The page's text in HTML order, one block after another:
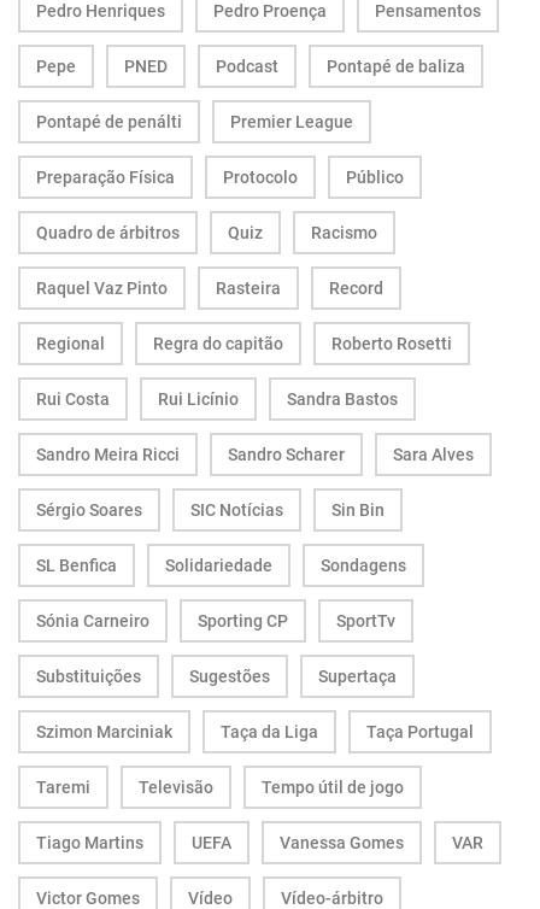
Pedro Henriques Pedro Proença Pensamentos
Pepe PNED Podcast Pontapé de baliza
Pontapé de penálti Premier League
Preparação Física Protocolo Público
Quadro de árbitros Quiz Racismo
Raquel Vaz Pinto Rasteira Record
Regional Regra do capitão Roberto Rosetti
Rui Costa Rui Licínio Sandra Bastos
Sandro Meira Ricci Sandro Scharer Sara Alves
Sérgio Soares SIC Notícias Sin Bin
SL Benfica Solidariedade Sondagens
Sónia Carneiro Sporting CP SportTv
Substituições Sugestões Supertaça
Szimon Marciniak Taça da Liga Taça Portugal
Taremi Televisão Tempo útil de jogo
Tiago Martins UEFA Vanessa Gomes VAR
Victor Gomes Vídeo Vídeo-árbitro